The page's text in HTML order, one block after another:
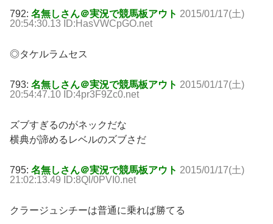
792: 名無しさん＠実況で競馬板アウト 2015/01/17(土)
20:54:30.13 ID:HasVWCpGO.net
◎タケルラムセス
793: 名無しさん＠実況で競馬板アウト 2015/01/17(土)
20:54:47.10 ID:4pr3F9Zc0.net
ズブすぎるのがネックだな
横典が諦めるレベルのズブさだ
795: 名無しさん＠実況で競馬板アウト 2015/01/17(土)
21:02:13.49 ID:8Ql/0PVI0.net
クラージュシチーは普通に乗れば勝てる